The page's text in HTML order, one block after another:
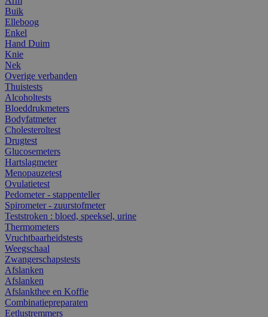
Buik
Elleboog
Enkel
Hand Duim
Knie
Nek
Overige verbanden
Thuistests
Alcoholtests
Bloeddrukmeters
Bodyfatmeter
Cholesteroltest
Drugtest
Glucosemeters
Hartslagmeter
Menopauzetest
Ovulatietest
Pedometer - stappenteller
Spirometer - zuurstofmeter
Teststroken : bloed, speeksel, urine
Thermometers
Vruchtbaarheidstests
Weegschaal
Zwangerschapstests
Afslanken
Afslanken
Afslankthee en Koffie
Combinatiepreparaten
Eetlustremmers